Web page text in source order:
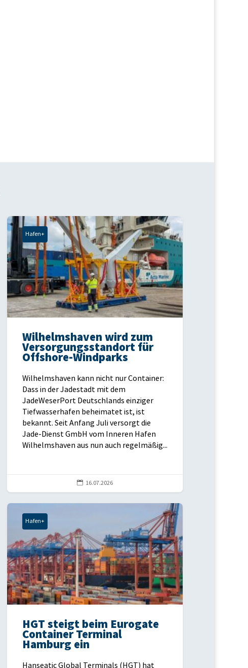
Hafen+
Wilhelmshaven wird zum
Versorgungsstandort für
Offshore-Windparks
Wilhelmshaven kann nicht nur Container:
Dass in der Jadestadt mit dem
JadeWeserPort Deutschlands einziger
Tiefwasserhafen beheimatet ist, ist
bekannt. Seit Anfang Juli versorgt die
Jade-Dienst GmbH vom Inneren Hafen
Wilhelmshaven aus nun auch regelmäßig...
 16.07.2026
Hafen+
HGT steigt beim Eurogate
Container Terminal
Hamburg ein
Hanseatic Global Terminals (HGT) hat